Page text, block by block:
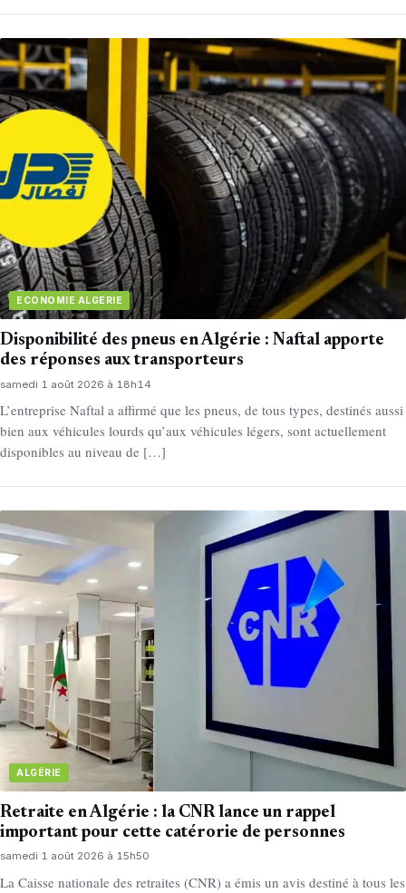
ECONOMIE ALGERIE
Disponibilité des pneus en Algérie : Naftal apporte
des réponses aux transporteurs
samedi 1 août 2026 à 18h14
L’entreprise Naftal a affirmé que les pneus, de tous types, destinés aussi
bien aux véhicules lourds qu’aux véhicules légers, sont actuellement
disponibles au niveau de […]
ALGÉRIE
Retraite en Algérie : la CNR lance un rappel
important pour cette catérorie de personnes
samedi 1 août 2026 à 15h50
La Caisse nationale des retraites (CNR) a émis un avis destiné à tous les